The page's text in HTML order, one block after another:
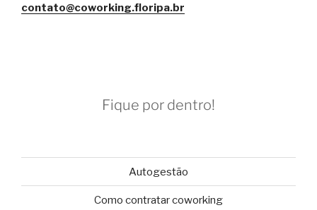
contato@coworking.floripa.br
Fique por dentro!
Autogestão
Como contratar coworking